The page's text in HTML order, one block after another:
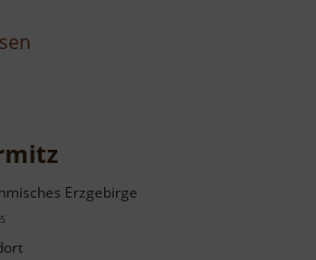
Erzgebirge